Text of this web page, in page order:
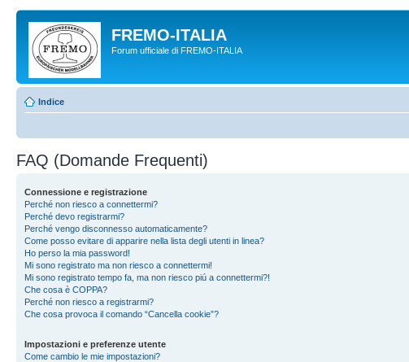
FREMO-ITALIA
Forum ufficiale di FREMO-ITALIA
Indice
FAQ (Domande Frequenti)
Connessione e registrazione
Perché non riesco a connettermi?
Perché devo registrarmi?
Perché vengo disconnesso automaticamente?
Come posso evitare di apparire nella lista degli utenti in linea?
Ho perso la mia password!
Mi sono registrato ma non riesco a connettermi!
Mi sono registrato tempo fa, ma non riesco piú a connettermi?!
Che cosa è COPPA?
Perché non riesco a registrarmi?
Che cosa provoca il comando “Cancella cookie”?
Impostazioni e preferenze utente
Come cambio le mie impostazioni?